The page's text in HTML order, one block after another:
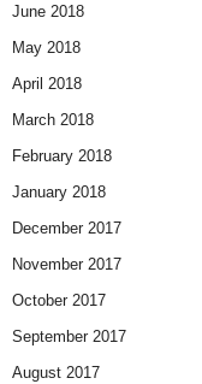
June 2018
May 2018
April 2018
March 2018
February 2018
January 2018
December 2017
November 2017
October 2017
September 2017
August 2017